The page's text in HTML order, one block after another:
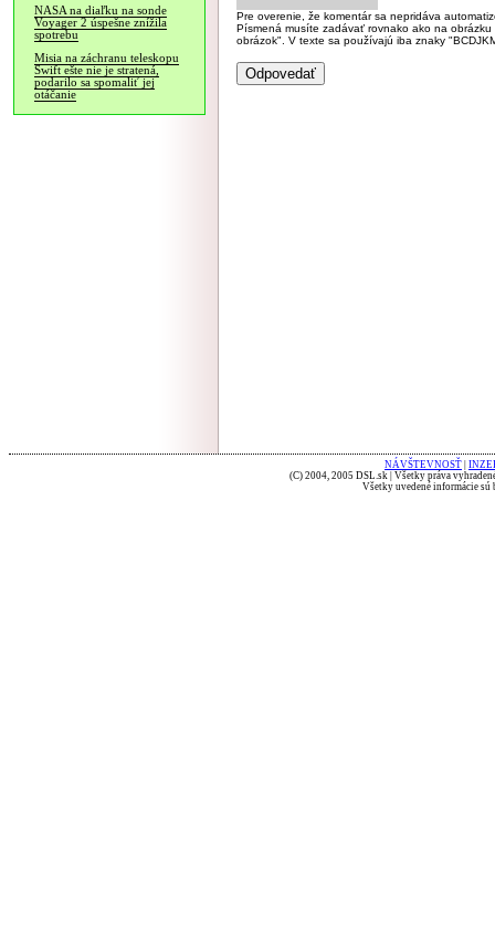
NASA na diaľku na sonde
Voyager 2 úspešne znížila
spotrebu
Misia na záchranu teleskopu
Swift ešte nie je stratená,
podarilo sa spomaliť jej
otáčanie
Pre overenie, že komentár sa nepridáva
Písmená musíte zadávať rovnako ako na
obrázok". V texte sa používajú iba znaky
NÁVŠTEVNOSŤ
(C) 2004, 2005 DSL.sk | Všetky práva
Všetky uvedené informácie sú